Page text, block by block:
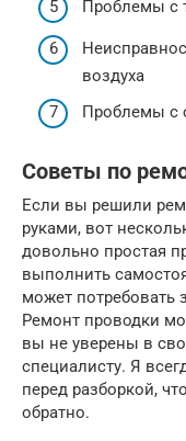
Проблемы с
воздуха
Проблемы с
Советы по
Если вы решили
руками, вот
довольно простая
выполнить
может потребовать
Ремонт проводки
вы не уверены в
специалисту. Я
перед разборкой,
обратно.